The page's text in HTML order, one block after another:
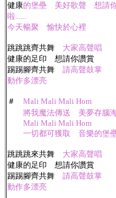
健康的堡壘 美好歌聲 想請
啦......
今天暢聚 愉快於心裡
跳跳跳齊共舞 大家高聲唱
健康的足印 想請你讚賞
踢踢腳齊共舞 請高聲鼓掌
動作多漂亮
＃ Mali Mali Mali Hom
將我魔法傳送 美夢存腦
Mali Mali Mali Hom
一切都可獲取 音樂的堡
跳跳跳來共舞 大家高聲唱
健康的足印 想請你讚賞
踢踢腳齊共舞 請高聲鼓掌
動作多漂亮